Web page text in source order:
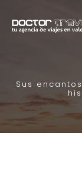
Sus